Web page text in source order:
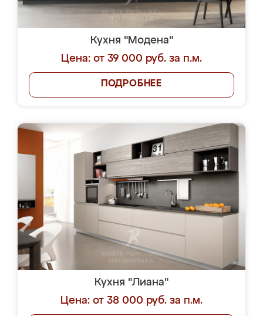
Кухня "Модена"
Цена: от 39 000 руб. за п.м.
ПОДРОБНЕЕ
Кухня "Лиана"
Цена: от 38 000 руб. за п.м.